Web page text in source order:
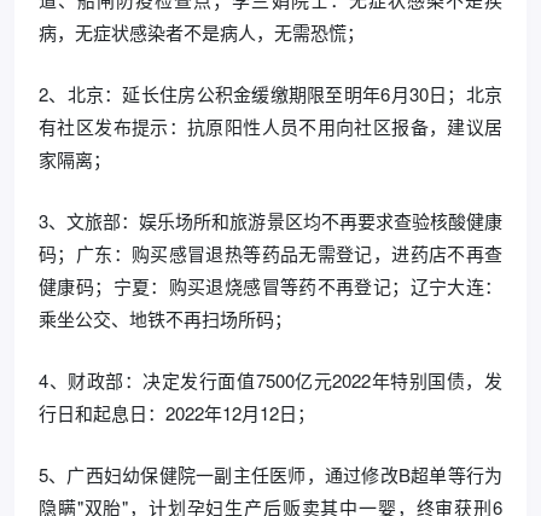
病，无症状感染者不是病人，无需恐慌；
2、北京：延长住房公积金缓缴期限至明年6月30日；北京
有社区发布提示：抗原阳性人员不用向社区报备，建议居
家隔离；
3、文旅部：娱乐场所和旅游景区均不再要求查验核酸健康
码；广东：购买感冒退热等药品无需登记，进药店不再查
健康码；宁夏：购买退烧感冒等药不再登记；辽宁大连：
乘坐公交、地铁不再扫场所码；
4、财政部：决定发行面值7500亿元2022年特别国债，发
行日和起息日：2022年12月12日；
5、广西妇幼保健院一副主任医师，通过修改B超单等行为
隐瞒"双胎"，计划孕妇生产后贩卖其中一婴，终审获刑6